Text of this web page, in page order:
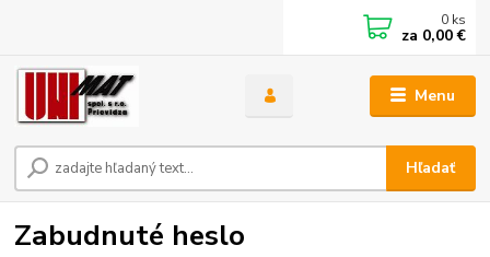
Menu
Hľadať
0 ks
za 0,00 €
Zabudnuté heslo